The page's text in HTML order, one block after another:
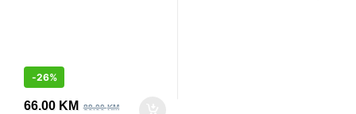
-26%
66.00 KM 89.00KM